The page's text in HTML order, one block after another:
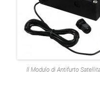
Il Modulo di Antifurto